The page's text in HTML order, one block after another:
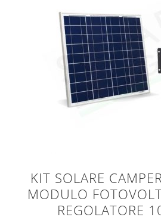
KIT SOLARE
MODULO
REGOLATORE